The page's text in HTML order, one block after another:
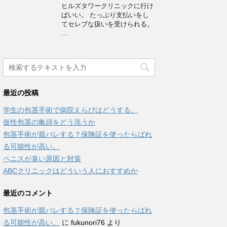
ヒルズタワークリニックに行け
ばいい。 たっぷり支払いをし
てセレブな扱いを受けられる。
…
最近の投稿
学生の包茎手術で病院えらびはどうする。
仮性包茎の亀頭をどう洗うか
包茎手術が親バレする？保険証を使ったらばれ
る可能性が高い。
ペニスが臭い原因と対策
ABCクリニックはどういう人におすすめか
最近のコメント
包茎手術が親バレする？保険証を使ったらばれ
る可能性が高い。
に fukunori76 より